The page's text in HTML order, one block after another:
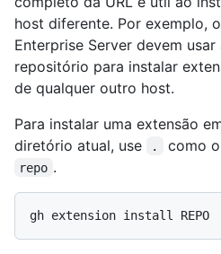
host diferente. Por exemplo,
Enterprise Server devem
repositório para instalar
de qualquer outro host.
Para instalar uma extensão
diretório atual, use
. como
repo .